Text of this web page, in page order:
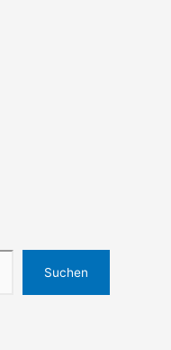
Suchen